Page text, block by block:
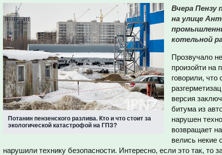
Потанин пензенского разлива. Кто и что стоит за
экологической катастрофой на ГПЗ?
Вчера Пензу
на улице
котельной
Прозвучало
произойти на
говорили,
версия
битума из
нарушен
возвращает
велись некие
нарушили технику безопасности. Интересно, если это так, то